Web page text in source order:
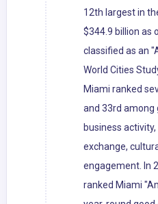
12th largest in
$344.9 billion as
classified as an
World Cities
Miami ranked
and 33rd among
business
exchange,
engagement. In
ranked Miami